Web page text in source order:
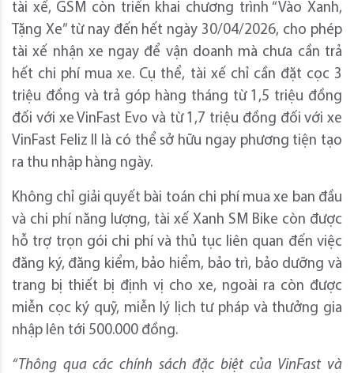
tài xế, GSM còn triển khai chương trình “Vào Xanh,
Tặng Xe” từ nay đến hết ngày 30/04/2026, cho phép
tài xế nhận xe ngay để vận doanh mà chưa cần trả
hết chi phí mua xe. Cụ thể, tài xế chỉ cần đặt cọc 3
triệu đồng và trả góp hàng tháng từ 1,5 triệu đồng
đối với xe VinFast Evo và từ 1,7 triệu đồng đối với xe
VinFast Feliz II là có thể sở hữu ngay phương tiện tạo
ra thu nhập hàng ngày.
Không chỉ giải quyết bài toán chi phí mua xe ban đầu
và chi phí năng lượng, tài xế Xanh SM Bike còn được
hỗ trợ trọn gói chi phí và thủ tục liên quan đến việc
đăng ký, đăng kiểm, bảo hiểm, bảo trì, bảo dưỡng và
trang bị thiết bị định vị cho xe, ngoài ra còn được
miễn cọc ký quỹ, miễn lý lịch tư pháp và thưởng gia
nhập lên tới 500.000 đồng.
“Thông qua các chính sách đặc biệt của VinFast và